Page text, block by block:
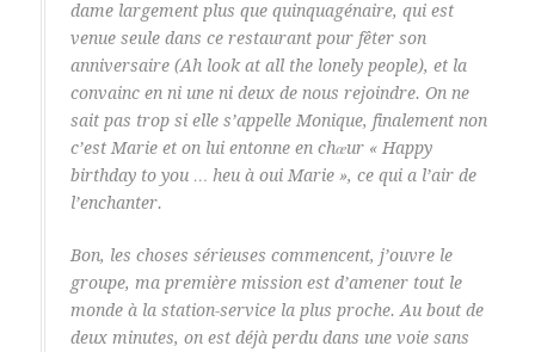
dame largement plus que quinquagénaire, qui est
venue seule dans ce restaurant pour fêter son
anniversaire (Ah look at all the lonely people), et la
convainc en ni une ni deux de nous rejoindre. On ne
sait pas trop si elle s’appelle Monique, finalement non
c’est Marie et on lui entonne en chœur « Happy
birthday to you … heu à oui Marie», ce qui a l’air de
l’enchanter.
Bon, les choses sérieuses commencent, j’ouvre le
groupe, ma première mission est d’amener tout le
monde à la station-service la plus proche. Au bout de
deux minutes, on est déjà perdu dans une voie sans